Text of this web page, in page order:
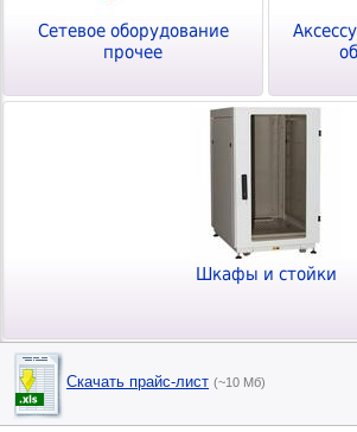
Сетевое оборудование
прочее
Шкафы и стойки
Скачать прайс-лист (~10 Мб)